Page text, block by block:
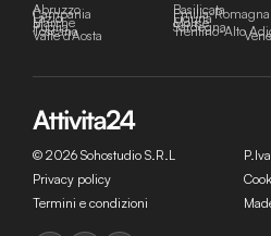
Abruzzo Basilicata
Campania Emilia-Romagna
Lazio Liguria
Marche Molise
Puglia Sardegna
Toscana Trentino-Alto
Valle d'Aosta
© 2026 Sohostudio S.R.L
Privacy policy
Termini e condizioni